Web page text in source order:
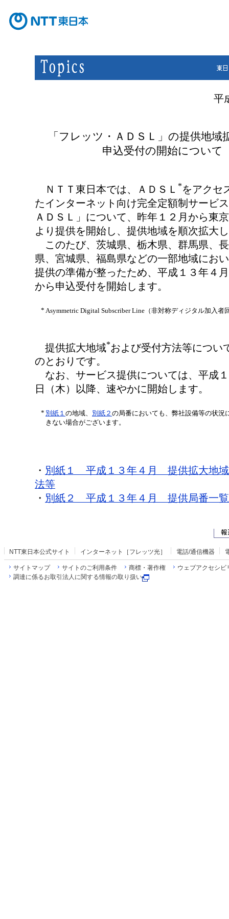
平
「フレッツ・ＡＤＳＬ」の提供地域
申込受付の開始について
ＮＴＴ東日本では、ＡＤＳＬ *をアクセ
たインターネット向け完全定額制サービ
ＡＤＳＬ」について、昨年１２月から東
より提供を開始し、提供地域を順次拡大
このたび、茨城県、栃木県、群馬県、
県、宮城県、福島県などの一部地域にお
提供の準備が整ったため、平成１３年４
から申込受付を開始します。
* Asymmetric Digital Subscriber Line（非対称ディジタル加入者
提供拡大地域*および受付方法等につい
のとおりです。
なお、サービス提供については、平成
日（木）以降、速やかに開始します。
* 別紙１ の地域、 別紙２ の局番においても、弊社設備等の状況
きない場合がございます。
・ 別紙１ 平成１３年４月 提供拡大地域
法等
・ 別紙２ 平成１３年４月 提供局番一
NTT東日本公式サイト インターネット［フレッツ光］ 電話/通信機器
サイトマップ サイトのご利用条件 商標・著作権
ウェブアクセシビ
調達に係るお取引法人に関する情報の取り扱い